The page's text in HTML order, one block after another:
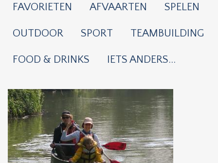
FAVORIETEN AFVAARTEN SPELEN
OUTDOOR SPORT TEAMBUILDING
FOOD & DRINKS IETS ANDERS...